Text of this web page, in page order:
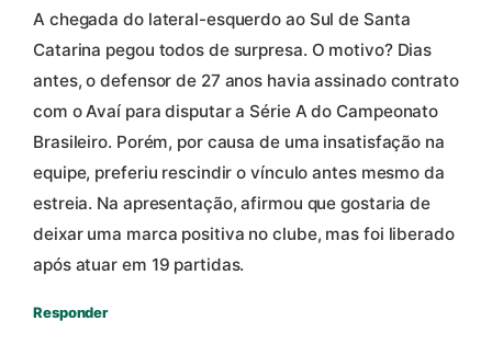
A chegada do lateral-esquerdo ao Sul de Santa
Catarina pegou todos de surpresa. O motivo? Dias
antes, o defensor de 27 anos havia assinado contrato
com o Avaí para disputar a Série A do Campeonato
Brasileiro. Porém, por causa de uma insatisfação na
equipe, preferiu rescindir o vínculo antes mesmo da
estreia. Na apresentação, afirmou que gostaria de
deixar uma marca positiva no clube, mas foi liberado
após atuar em 19 partidas.
Responder